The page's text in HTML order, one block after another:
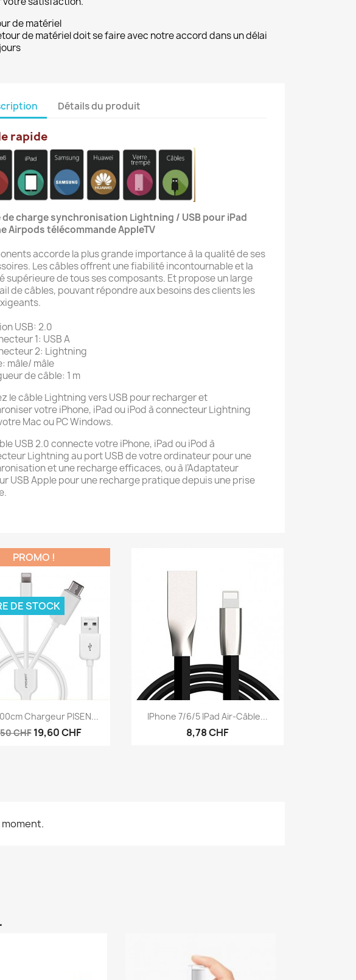
de matériel
de matériel doit se faire avec notre accord dans un délai
Détails du produit
rapide
de charge synchronisation Lightning / USB pour iPad
Airpods télécommande AppleTV
accorde la plus grande importance à la qualité de ses
Les câbles offrent une fiabilité incontournable et la
supérieure de tous ses composants. Et propose un large
de câbles, pouvant répondre aux besoins des clients les
USB: 2.0
1: USB A
2: Lightning
mâle/ mâle
de câble: 1 m
le câble Lightning vers USB pour recharger et
votre iPhone, iPad ou iPod à connecteur Lightning
Mac ou PC Windows.
USB 2.0 connecte votre iPhone, iPad ou iPod à
Lightning au port USB de votre ordinateur pour une
et une recharge efficaces, ou à l’Adaptateur
USB Apple pour une recharge pratique depuis une prise
Aperçu rapide
Chargeur PISEN...
CHF 19,60 CHF
PROMO !
DE STOCK
Aperçu rapide
IPhone 7/6/5 IPad Air-Câble...
8,78 CHF